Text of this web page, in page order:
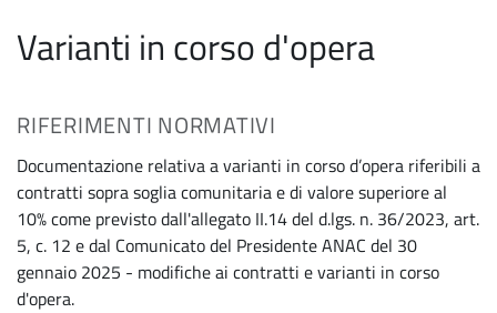
Varianti in corso d'opera
RIFERIMENTI NORMATIVI
Documentazione relativa a varianti in corso d’opera riferibili a
contratti sopra soglia comunitaria e di valore superiore al
10% come previsto dall'allegato II.14 del d.lgs. n. 36/2023, art.
5, c. 12 e dal Comunicato del Presidente ANAC del 30
gennaio 2025 - modifiche ai contratti e varianti in corso
d'opera.